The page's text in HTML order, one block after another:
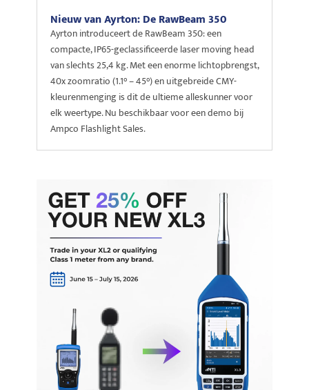
Nieuw van Ayrton: De RawBeam 350
Ayrton introduceert de RawBeam 350: een
compacte, IP65-geclassificeerde laser moving head
van slechts 25,4 kg. Met een enorme lichtopbrengst,
40x zoomratio (1.1° – 45°) en uitgebreide CMY-
kleurenmenging is dit de ultieme alleskunner voor
elk weertype. Nu beschikbaar voor een demo bij
Ampco Flashlight Sales.